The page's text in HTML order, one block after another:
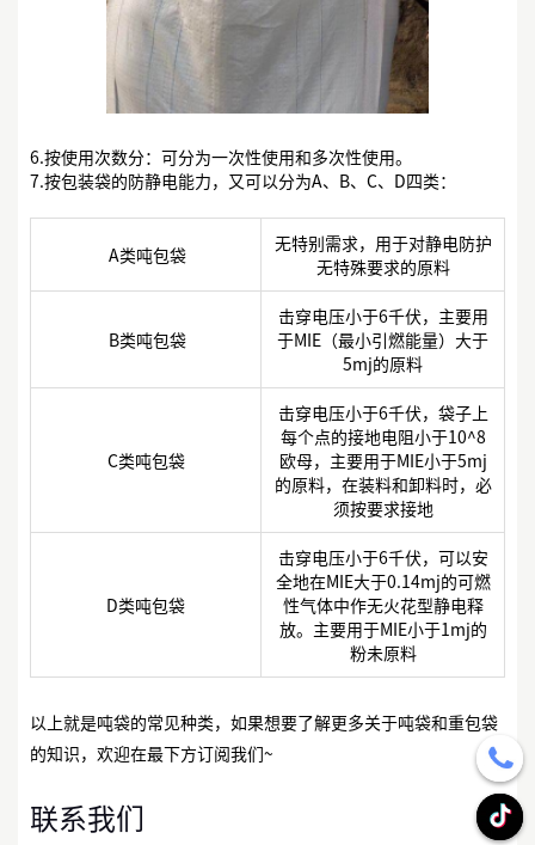
6.按使用次数分：可分为一次性使用和多次性使用。
7.按包装袋的防静电能力，又可以分为A、B、C、D四类：
A类吨包袋
无特别需求，用于对静电防护
无特殊要求的原料
B类吨包袋
击穿电压小于6千伏，主要用
于MIE（最小引燃能量）大于
5mj的原料
C类吨包袋
击穿电压小于6千伏，袋子上
每个点的接地电阻小于10^8
欧母，主要用于MIE小于5mj
的原料，在装料和卸料时，必
须按要求接地
D类吨包袋
击穿电压小于6千伏，可以安
全地在MIE大于0.14mj的可燃
性气体中作无火花型静电释
放。主要用于MIE小于1mj的
粉未原料
以上就是吨袋的常见种类，如果想要了解更多关于吨袋和重包袋
的知识，欢迎在最下方订阅我们~
联系我们